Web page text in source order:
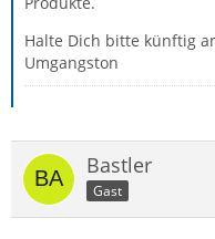
Halte Dich bitte künftig
Umgangston
Bastler
Gast